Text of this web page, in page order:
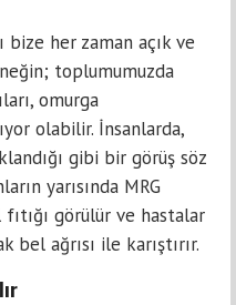
bize her zaman açık ve
toplumumuzda
omurga
olabilir. İnsanlarda,
gibi bir görüş söz
yarısında MRG
görülür ve hastalar
bel ağrısı ile karıştırır.